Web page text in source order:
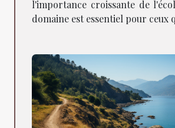
l'importance croissante de
domaine est essentiel pour ceux